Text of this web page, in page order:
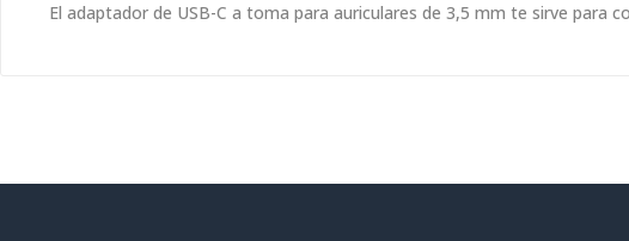
El adaptador de USB-C a toma para auriculares de 3,5 mm te sirve para